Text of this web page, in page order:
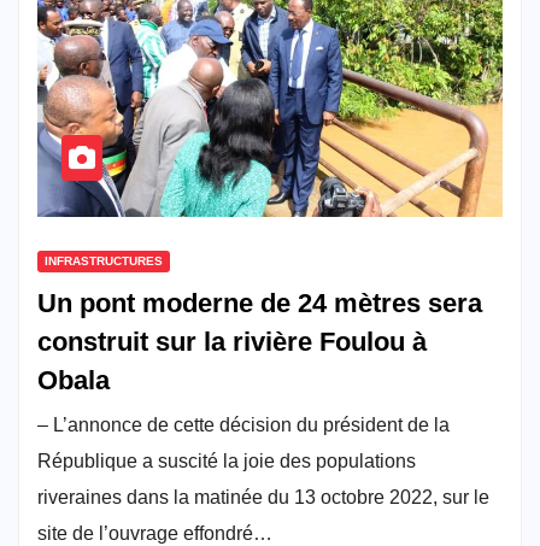
INFRASTRUCTURES
Un pont moderne de 24 mètres sera
construit sur la rivière Foulou à
Obala
– L’annonce de cette décision du président de la
République a suscité la joie des populations
riveraines dans la matinée du 13 octobre 2022, sur le
site de l’ouvrage effondré…